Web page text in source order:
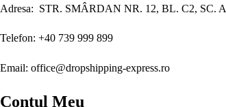
Adresa: STR. SMÂRDAN NR. 12, BL. C2, SC.
Telefon: +40 739 999 899
Email: office@dropshipping-express.ro
Contul Meu